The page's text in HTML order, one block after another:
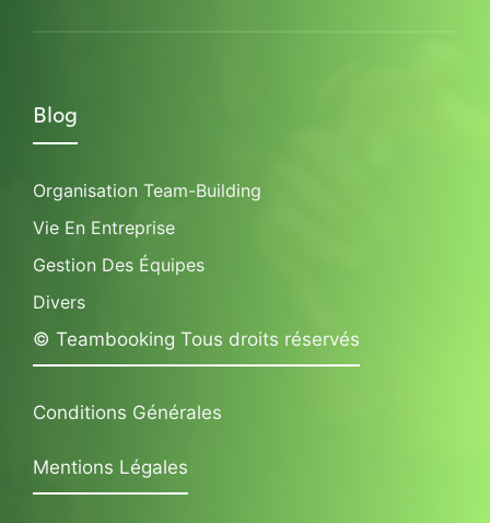
Blog
Organisation Team-Building
Vie En Entreprise
Gestion Des Équipes
Divers
© Teambooking Tous droits réservés
Conditions Générales
Mentions Légales